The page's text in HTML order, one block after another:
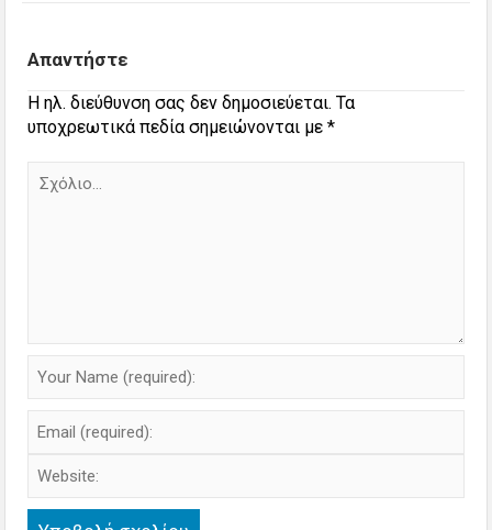
Απαντήστε
Η ηλ. διεύθυνση σας δεν δημοσιεύεται. Τα
υποχρεωτικά πεδία σημειώνονται με*